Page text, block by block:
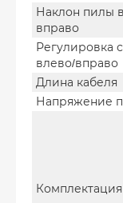
Наклон пилы
вправо
Регулировка
влево/вправо
Длина кабеля
Напряжение
Комплектация